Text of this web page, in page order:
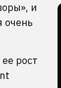
и
очень
рост